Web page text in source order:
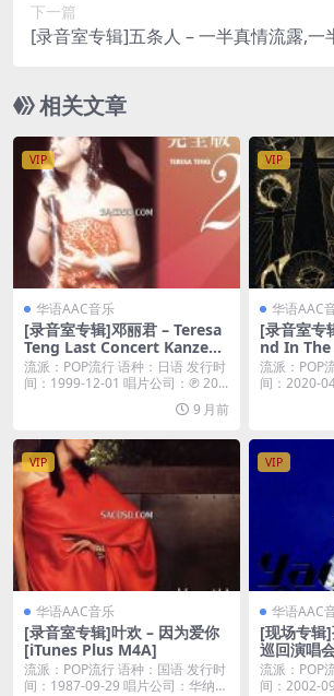
下一篇
[录音室专辑]五条人 – 一半真情流露,一
相关文章
VIP
华语AAC音乐
[录音室专辑]邓丽君 – Teresa
Teng Last Concert Kanzenb
an 2 (1999) [iTunes Plus M4
A]
流派：POP流行 语种：日语 发行时
间：1999-12-01 唱片公司：℗ 20...
9 月前
VIP
华语AAC
[录音室专
nd In
unes
流派：POP
间：2020-
VIP
华语AAC音乐
[录音室专辑]叶欢 – 因为爱你
[iTunes Plus M4A]
流派：POP流行 语种：国语 发行时
间：1987-09-29 唱片公司：华纳唱
VIP
华语AAC
[现场专辑
巡回演唱
A]
流派：POP
间：2002-